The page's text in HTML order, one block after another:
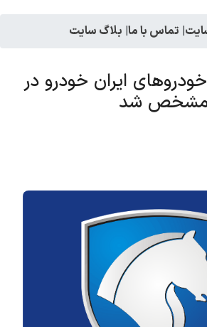
| تماس با ما| بلاگ سایت
ایران خودرو در
مشخص شد